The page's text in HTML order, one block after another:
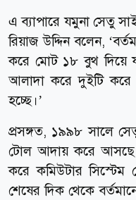
এ ব্যাপারে যমুনা সেতু
রিয়াজ উদ্দিন বলেন,
করে মোট ১৮ বুথ দিয়ে
আলাদা করে দুইটি করে
হচ্ছে।’
প্রসঙ্গত, ১৯৯৮ সালে
টোল আদায় করে
করে কমিউটার সিস্টেম
শেষের দিক থেকে